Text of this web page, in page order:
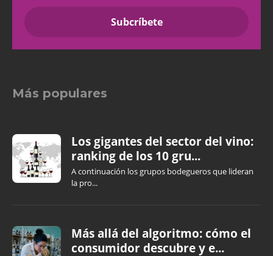
Más populares
Los gigantes del sector del vino:
ranking de los 10 gru...
A continuación los grupos bodegueros que lideran
la pro...
Más allá del algoritmo: cómo el
consumidor descubre y e...